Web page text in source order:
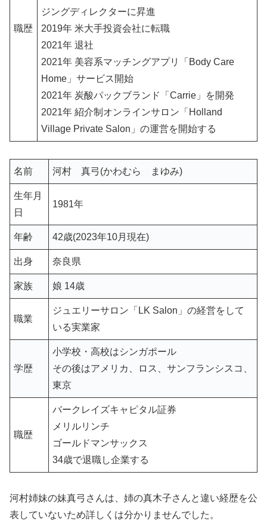
職歴
ジングディレクターに昇進
2019年 米大手投資会社に転職
2021年 退社
2021年 美容系マッチングアプリ「Body Care
Home」サービス開始
2021年 炭酸パックブランド「Carrie」を開発
2021年 紹介制オンラインサロン「Holland
Village Private Salon」の運営を開始する
名前 河村 真弓(かわむら まゆみ)
生年月
日
1981年
年齢 42歳(2023年10月現在)
出身 奈良県
家族 娘 14歳
職業
ジュエリーサロン「LK Salon」の経営をして
いる実業家
学歴
小学校・高校はシンガポール
その後はアメリカ、ロス、サンフランシスコ、
東京
職歴
バークレイズキャピタル証券
メリルリンチ
ゴールドマンサックス
34歳で退職し企業する
河村姉妹の妹真弓さんは、姉の真木子さんと違い経歴を公
表していないため詳しくは分かりませんでした。